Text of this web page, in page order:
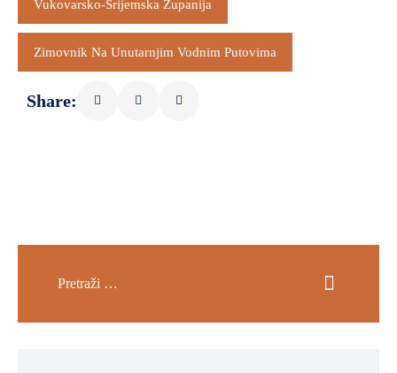
Vukovarsko-Srijemska Županija
Zimovnik Na Unutarnjim Vodnim Putovima
Share: